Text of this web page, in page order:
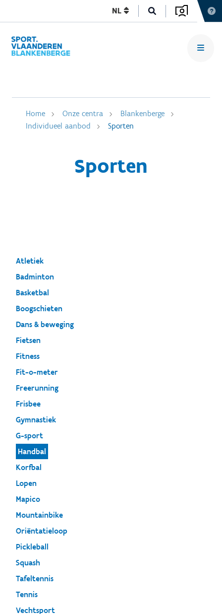
NL
Home Onze centra
Blankenberge
Individueel aanbod
Sporten
Sporten
Atletiek
Badminton
Basketbal
Boogschieten
Dans & beweging
Fietsen
Fitness
Fit-o-meter
Freerunning
Frisbee
Gymnastiek
G-sport
Handbal
Korfbal
Lopen
Mapico
Mountainbike
Oriëntatieloop
Pickleball
Squash
Tafeltennis
Tennis
Vechtsport